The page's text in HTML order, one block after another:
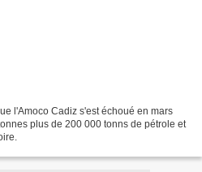
l'Amoco Cadiz s'est échoué en mars
plus de 200 000 tonns de pétrole et